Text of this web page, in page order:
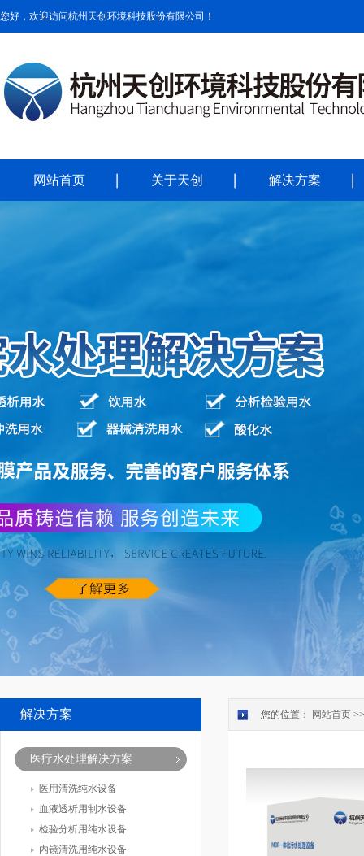
您好，欢迎访问杭州天创环境科技股份有限公司！
网站首页 关于天创 解决方案
解决方案
医疗水处理解决方案
医用清洗纯水设备
血液透析用制水设备
检验分析用纯水设备
内镜清洗用纯水设备
您的位置： 网站首页